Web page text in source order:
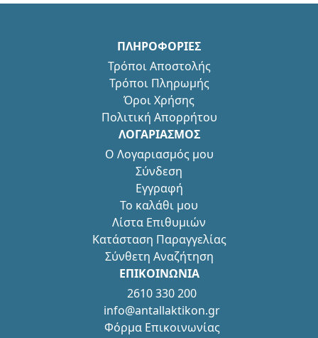
ΠΛΗΡΟΦΟΡΙΕΣ
Τρόποι Αποστολής
Τρόποι Πληρωμής
Όροι Χρήσης
Πολιτική Απορρήτου
ΛΟΓΑΡΙΑΣΜΟΣ
Ο Λογαριασμός μου
Σύνδεση
Εγγραφή
Το καλάθι μου
Λίστα Επιθυμιών
Κατάσταση Παραγγελίας
Σύνθετη Αναζήτηση
ΕΠΙΚΟΙΝΩΝΙΑ
2610 330 200
info@antallaktikon.gr
Φόρμα Επικοινωνίας